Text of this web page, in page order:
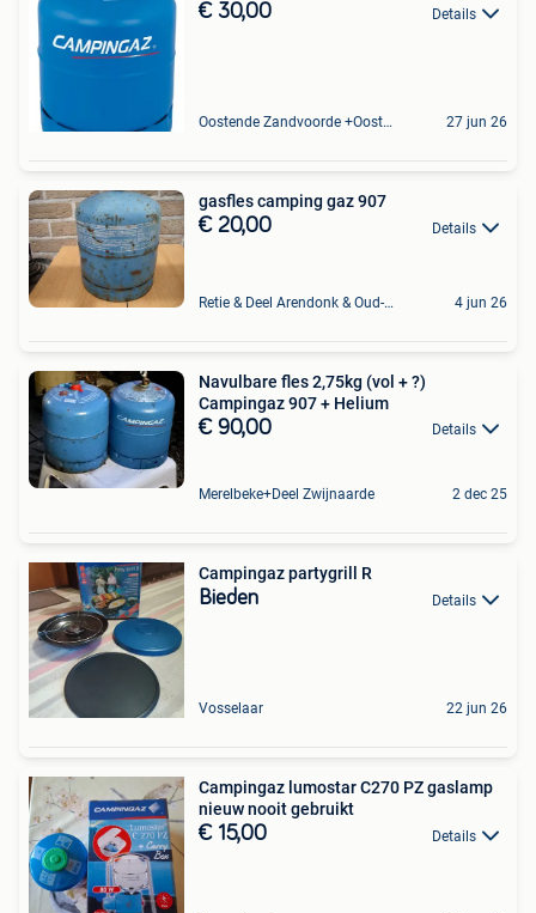
€ 30,00 Details
Oostende Zandvoorde +Oostende 27 jun 26
gasfles camping gaz 907
€ 20,00 Details
Retie & Deel Arendonk & Oud-Turnhout 4 jun 26
Navulbare fles 2,75kg (vol + ?)
Campingaz 907 + Helium
€ 90,00 Details
Merelbeke+Deel Zwijnaarde 2 dec 25
Campingaz partygrill R
Bieden Details
Vosselaar 22 jun 26
Campingaz lumostar C270 PZ gaslamp
nieuw nooit gebruikt
€ 15,00 Details